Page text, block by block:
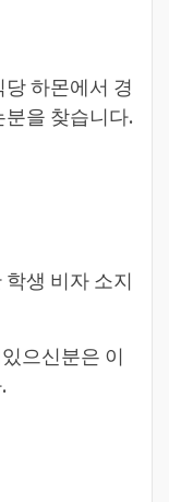
하몬에서 경
을 찾습니다.
생 비자 소지
으신분은 이